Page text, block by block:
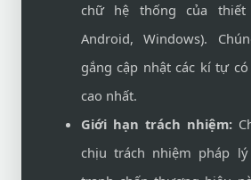
chữ hệ thống của thiết
Android, Windows).
gắng cập nhật các kí tự
cao nhất.
Giới hạn trách nhiệm:
chịu trách nhiệm pháp